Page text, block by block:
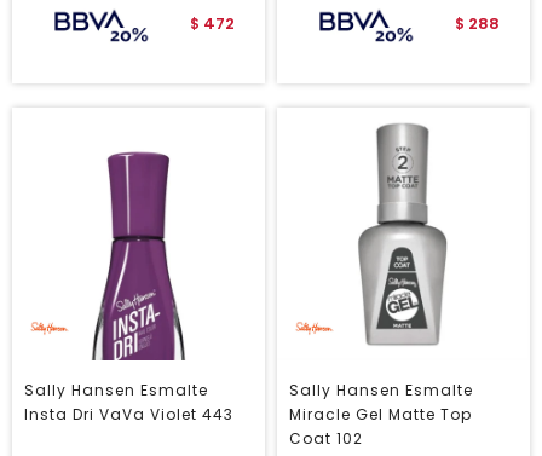
$ 472 $ 288
Sally Hansen Esmalte
Insta Dri VaVa Violet 443
Sally Hansen Esmalte
Miracle Gel Matte Top
Coat 102